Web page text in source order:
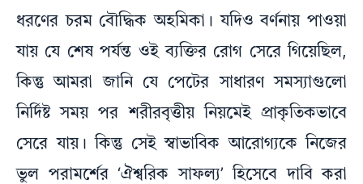
ধরণের চরম বৌদ্ধিক অহমিকা। যদিও বর্ণনায় পাওয়া
যায় যে শেষ পর্যন্ত ওই ব্যক্তির রোগ সেরে গিয়েছিল,
কিন্তু আমরা জানি যে পেটের সাধারণ সমস্যাগুলো
নির্দিষ্ট সময় পর শরীরবৃত্তীয় নিয়মেই প্রাকৃতিকভাবে
সেরে যায়। কিন্তু সেই স্বাভাবিক আরোগ্যকে নিজের
ভুল পরামর্শের ‘ঐশ্বরিক সাফল্য’ হিসেবে দাবি করা